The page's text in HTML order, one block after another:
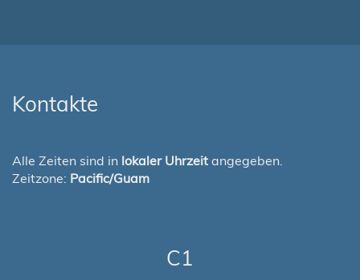
Kontakte
Alle Zeiten sind in lokaler Uhrzeit angegeben.
Zeitzone: Pacific/Guam
C1